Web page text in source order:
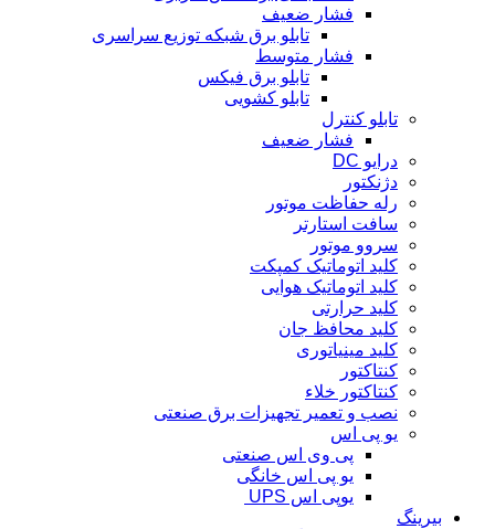
فشار ضعیف
تابلو برق شبکه توزیع سراسری
فشار متوسط
تابلو برق فیکس
تابلو کشویی
تابلو کنترل
فشار ضعیف
درایو DC
دژنکتور
رله حفاظت موتور
سافت استارتر
سروو موتور
کلید اتوماتیک کمپکت
کلید اتوماتیک هوایی
کلید حرارتی
کلید محافظ جان
کلید مینیاتوری
کنتاکتور
کنتاکتور خلاء
نصب و تعمیر تجهیزات برق صنعتی
یو پی اس
پی وی اس صنعتی
یو پی اس خانگی
یوپی اس UPS
بیرینگ